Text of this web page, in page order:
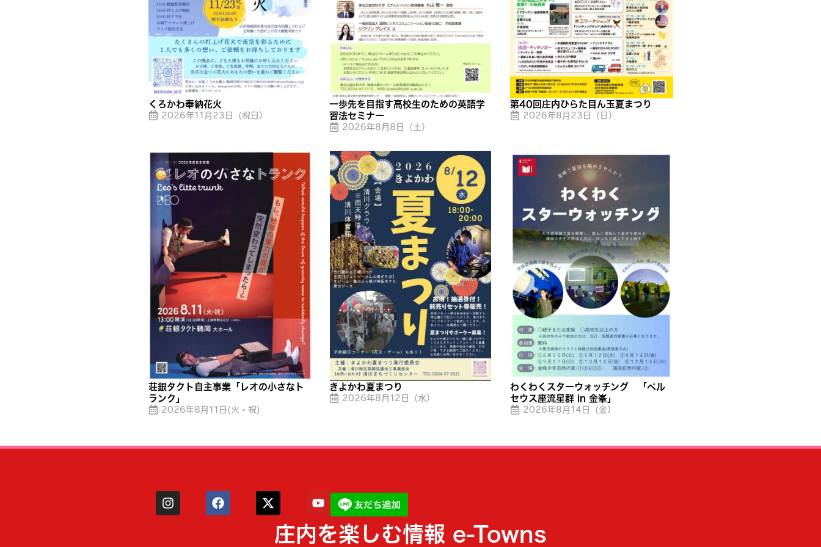
くろかわ奉納花火
2026年11月23日（祝日）
一歩先を目指す高校生のための英語学
習法セミナー
2026年8月8日（土）
第40回庄内ひらた目ん玉夏まつり
2026年8月23日（日）
荘銀タクト自主事業「レオの小さなト
ランク」
2026年8月11日(火・祝)
きよかわ夏まつり
2026年8月12日（水）
わくわくスターウォッチング 「ペル
セウス座流星群 in 金峯」
2026年8月14日（金）
庄内を楽しむ情報 e-Towns